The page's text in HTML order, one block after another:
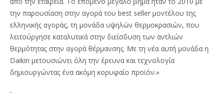
την παρουσίαση στην αγορά του best seller μοντέλου της
ελληνικής αγοράς, τη μονάδα υψηλών θερμοκρασιών, που
λειτούργησε καταλυτικά στην διείσδυση των αντλιών
θερμότητας στην αγορά θέρμανσης. Με τη νέα αυτή μονάδα η
Daikin μετουσιώνει όλη την έρευνα και τεχνολογία
δημιουργώντας ένα ακόμη κορυφαίο προϊόν.»